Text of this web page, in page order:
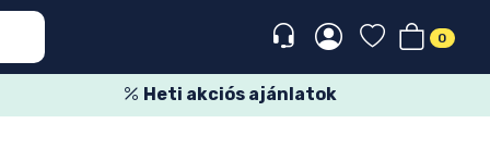
0
Heti akciós ajánlatok